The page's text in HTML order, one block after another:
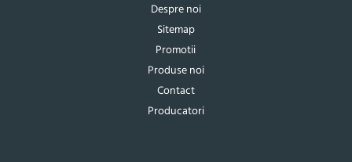
Despre noi
Sitemap
Promotii
Produse noi
Contact
Producatori